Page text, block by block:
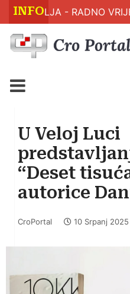
INFO
ZDRAVLJA - RADNO
U Veloj Luci
“Deset
autorice
CroPortal 10 Srpanj 2025